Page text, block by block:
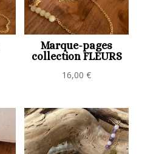
Marque-pages
collection FLEURS
16,00€